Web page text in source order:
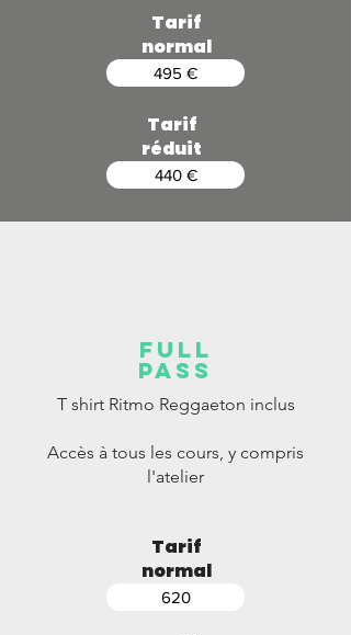
Tarif
normal
495 €
Tarif
réduit
440 €
full
pass
T shirt Ritmo Reggaeton inclus
Accès à tous les cours, y compris
l'atelier
Tarif
normal
620